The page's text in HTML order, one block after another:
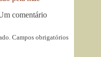
comentário
Campos obrigatórios